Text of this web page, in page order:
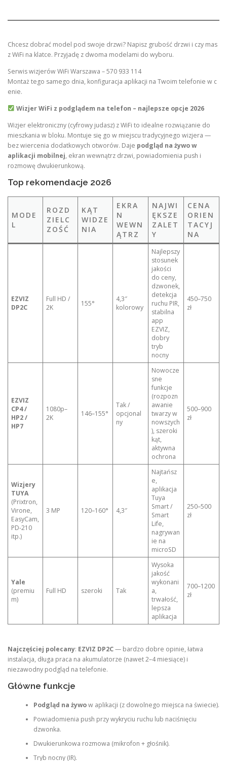
Chcesz dobrać model pod swoje drzwi? Napisz grubość drzwi i czy mas
z WiFi na klatce. Przyjadę z dwoma modelami do wyboru.
Serwis wizjerów WiFi Warszawa – 570 933 114
Montaż tego samego dnia, konfiguracja aplikacji na Twoim telefonie w c
enie.
Wizjer WiFi z podglądem na telefon – najlepsze opcje 2026
Wizjer elektroniczny (cyfrowy judasz) z WiFi to idealne rozwiązanie do
mieszkania w bloku. Montuje się go w miejscu tradycyjnego wizjera —
bez wiercenia dodatkowych otworów. Daje podgląd na żywo w
aplikacji mobilnej, ekran wewnątrz drzwi, powiadomienia push i
rozmowę dwukierunkową.
Top rekomendacje 2026
MODE
L
ROZD
ZIELC
ZOŚĆ
KĄT
WIDZE
NIA
EKRA
N
WEWN
ĄTRZ
NAJWI
ĘKSZE
ZALET
Y
CENA
ORIEN
TACYJ
NA
EZVIZ
DP2C
Full HD /
2K
155°
4,3″
kolorowy
Najlepszy
stosunek
jakości
do ceny,
dzwonek,
detekcja
ruchu PIR,
stabilna
app
EZVIZ,
dobry
tryb
nocny
450–750
zł
EZVIZ
CP4 /
HP2 /
HP7
1080p–
2K
146–155°
Tak /
opcjonal
ny
Nowocze
sne
funkcje
(rozpozn
awanie
twarzy w
nowszych
), szeroki
kąt,
aktywna
ochrona
500–900
zł
Wizjery
TUYA
(Prixtron,
Virone,
EasyCam,
PD-210
itp.)
3 MP 120–160° 4,3″
Najtańsz
e,
aplikacja
Tuya
Smart /
Smart
Life,
nagrywan
ie na
microSD
250–500
zł
Yale
(premiu
m)
Full HD szeroki Tak
Wysoka
jakość
wykonani
a,
trwałość,
lepsza
aplikacja
700–1200
zł
Najczęściej polecany: EZVIZ DP2C— bardzo dobre opinie, łatwa
instalacja, długa praca na akumulatorze (nawet 2–4 miesiące) i
niezawodny podgląd na telefonie.
Główne funkcje
Podgląd na żywow aplikacji (z dowolnego miejsca na świecie).
Powiadomienia push przy wykryciu ruchu lub naciśnięciu
dzwonka.
Dwukierunkowa rozmowa (mikrofon + głośnik).
Tryb nocny (IR).